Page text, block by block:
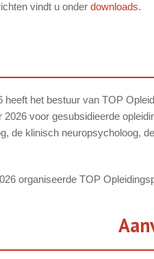
vindt u onder downloads.
heeft het bestuur van TOP
2026 voor gesubsidieerde
de klinisch neuropsycholoog,
organiseerde TOP